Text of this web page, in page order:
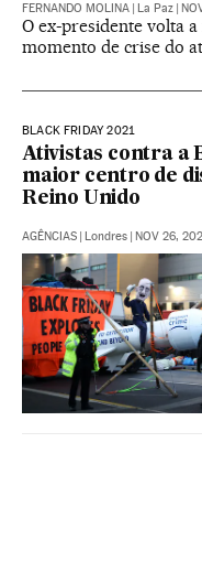
FERNANDO MOLINA La Paz
O ex-presidente volta
momento de crise do
BLACK FRIDAY 2021
Ativistas contra a
maior centro de
Reino Unido
AGÊNCIAS Londres NOV 26,